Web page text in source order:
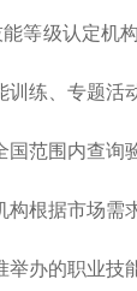
等级认定
练、专题
范围内查询
据市场需
办的职业